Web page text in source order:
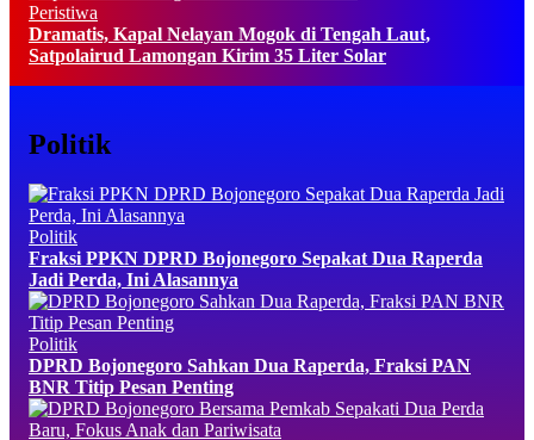
Peristiwa
Dramatis, Kapal Nelayan Mogok di Tengah Laut,
Satpolairud Lamongan Kirim 35 Liter Solar
Politik
Politik
Fraksi PPKN DPRD Bojonegoro Sepakat Dua Raperda
Jadi Perda, Ini Alasannya
Politik
DPRD Bojonegoro Sahkan Dua Raperda, Fraksi PAN
BNR Titip Pesan Penting